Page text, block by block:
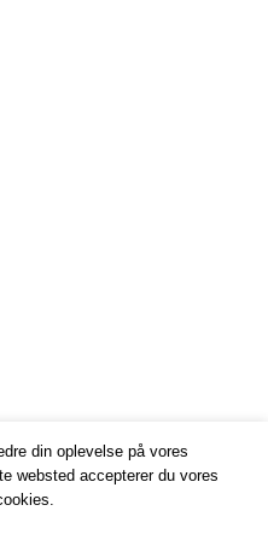
din oplevelse på vores
websted accepterer du vores